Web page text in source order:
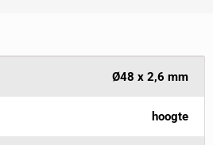
Ø48 x 2,6 mm
hoogte